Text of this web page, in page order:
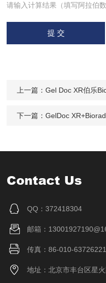
请输入计算结果（填写阿拉伯
上一篇：Gel Doc XR伯乐
下一篇：GelDoc
Contact Us
QQ：372418304
邮箱：
传真：86-010-63726221
地址：北京市丰台区星